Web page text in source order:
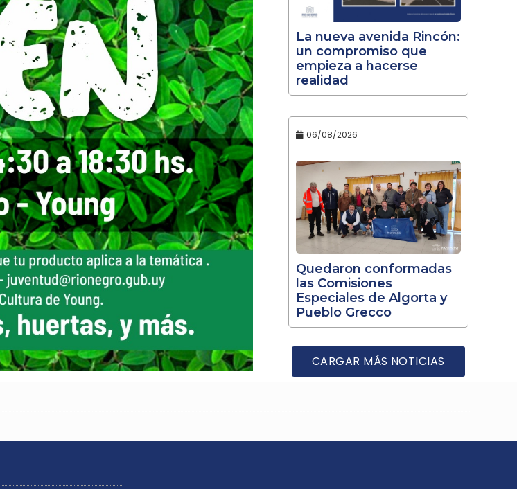
La nueva avenida Rincón:
un compromiso que
empieza a hacerse
realidad
06/08/2026
Quedaron conformadas
las Comisiones
Especiales de Algorta y
Pueblo Grecco
CARGAR MÁS NOTICIAS